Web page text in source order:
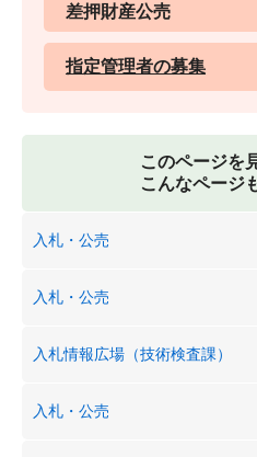
差押財産公売
指定管理者の募集
このページを
こんなページ
入札・公売
入札・公売
入札情報広場（技術検査課）
入札・公売